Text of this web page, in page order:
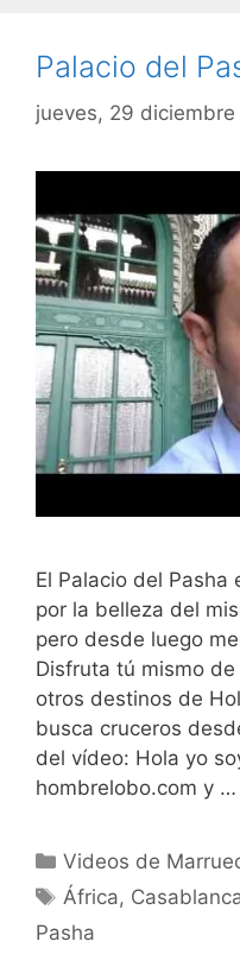
Palacio del
jueves, 29 diciembre
El Palacio del Pasha
por la belleza del
pero desde luego
Disfruta tú mismo
otros destinos de
busca cruceros
del vídeo: Hola yo
hombrelobo.com y …
Categorías
Videos de
Etiquetas
África,
Pasha